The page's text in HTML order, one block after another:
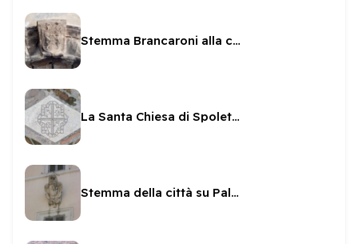
Stemma Brancaroni alla casa romana
La Santa Chiesa di Spoleto e Norcia
Stemma della città su Palazzo Toni